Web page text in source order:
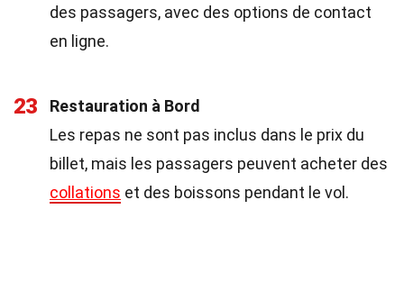
des passagers, avec des options de contact
en ligne.
23
Restauration à Bord
Les repas ne sont pas inclus dans le prix du
billet, mais les passagers peuvent acheter des
collations et des boissons pendant le vol.